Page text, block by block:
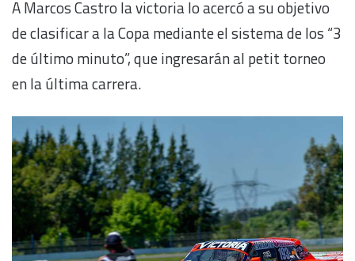
A Marcos Castro la victoria lo acercó a su objetivo
de clasificar a la Copa mediante el sistema de los “3
de último minuto”, que ingresarán al petit torneo
en la última carrera.